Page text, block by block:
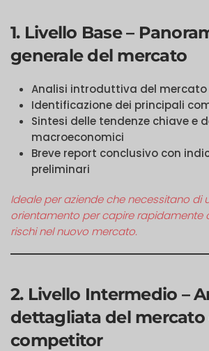
1. Livello Base –
generale del mercato
Analisi introduttiva del
Identificazione dei principali
Sintesi delle tendenze chiave e
macroeconomici
Breve report conclusivo con
preliminari
Ideale per aziende che necessitano di
orientamento per capire rapidamente
rischi nel nuovo mercato.
2. Livello Intermedio –
dettagliata del mercato
competitor